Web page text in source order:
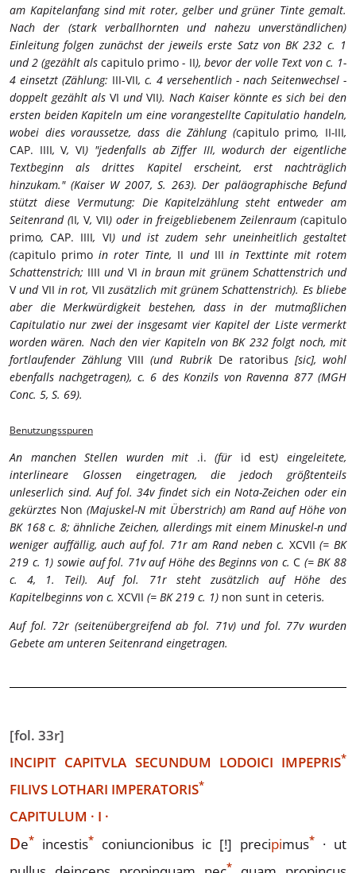
am Kapitelanfang sind mit roter, gelber und grüner Tinte gemalt.
Nach der (stark verballhornten und nahezu unverständlichen)
Einleitung folgen zunächst der jeweils erste Satz von BK 232 c. 1
und 2 (gezählt alscapitulo primo - II), bevor der volle Text von c. 1-
4 einsetzt (Zählung: III-VII, c. 4 versehentlich - nach Seitenwechsel -
doppelt gezählt als VI und VII). Nach Kaiser könnte es sich bei den
ersten beiden Kapiteln um eine vorangestellte Capitulatio handeln,
wobei dies voraussetze, dass die Zählung (capitulo primo, II-III,
CAP. IIII,V,VI) "jedenfalls ab Ziffer III, wodurch der eigentliche
Textbeginn als drittes Kapitel erscheint, erst nachträglich
hinzukam." (Kaiser W 2007, S. 263). Der paläographische Befund
stützt diese Vermutung: Die Kapitelzählung steht entweder am
Seitenrand (II, V, VII) oder in freigebliebenem Zeilenraum (capitulo
primo,CAP. IIII, VI) und ist zudem sehr uneinheitlich gestaltet
(capitulo primo in roter Tinte, II und III in Texttinte mit rotem
Schattenstrich; IIII und VI in braun mit grünem Schattenstrich und
Vund VII in rot, VII zusätzlich mit grünem Schattenstrich). Es bliebe
aber die Merkwürdigkeit bestehen, dass in der mutmaßlichen
Capitulatio nur zwei der insgesamt vier Kapitel der Liste vermerkt
worden wären. Nach den vier Kapiteln von BK 232 folgt noch, mit
fortlaufender ZählungVIII (und Rubrik De ratoribus [sic], wohl
ebenfalls nachgetragen), c. 6 des Konzils von Ravenna 877 (MGH
Conc. 5, S. 69).
Benutzungsspuren
An manchen Stellen wurden mit .i. (für id est) eingeleitete,
interlineare Glossen eingetragen, die jedoch größtenteils
unleserlich sind. Auf fol. 34v findet sich ein Nota-Zeichen oder ein
gekürztes Non (Majuskel-N mit Überstrich) am Rand auf Höhe von
BK 168 c. 8; ähnliche Zeichen, allerdings mit einem Minuskel-n und
weniger auffällig, auch auf fol. 71r am Rand neben c. XCVII (= BK
219 c. 1) sowie auf fol. 71v auf Höhe des Beginns von c.C (= BK 88
c. 4, 1. Teil). Auf fol. 71r steht zusätzlich auf Höhe des
Kapitelbeginns von c. XCVII (= BK 219 c. 1) non sunt in ceteris.
Auf fol. 72r (seitenübergreifend ab fol. 71v) und fol. 77v wurden
Gebete am unteren Seitenrand eingetragen.
[fol. 33r]
INCIPIT CAPITVLA SECUNDUM LODOICI IMPEPRIS*
FILIVS LOTHARI IMPERATORIS*
CAPITULUM · I ·
De* incestis* coniuncionibus ic [!] precipimus* · ut
*